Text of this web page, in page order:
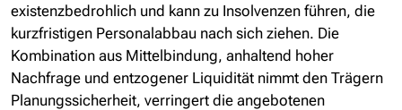
existenzbedrohlich und kann zu Insolvenzen führen, die
kurzfristigen Personalabbau nach sich ziehen. Die
Kombination aus Mittelbindung, anhaltend hoher
Nachfrage und entzogener Liquidität nimmt den Trägern
Planungssicherheit, verringert die angebotenen